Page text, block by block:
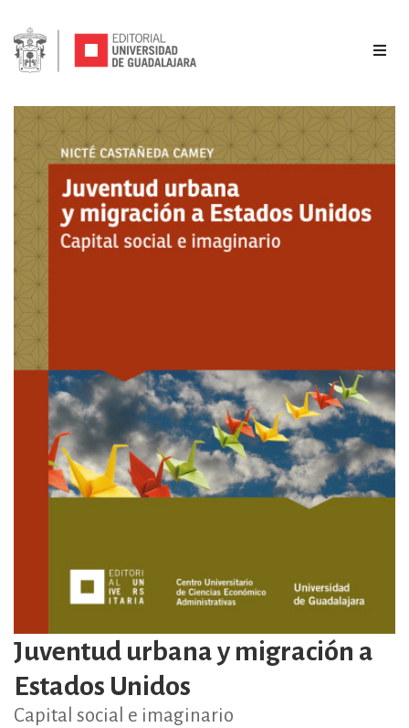
Juventud urbana y migración a
Estados Unidos
Capital social e imaginario